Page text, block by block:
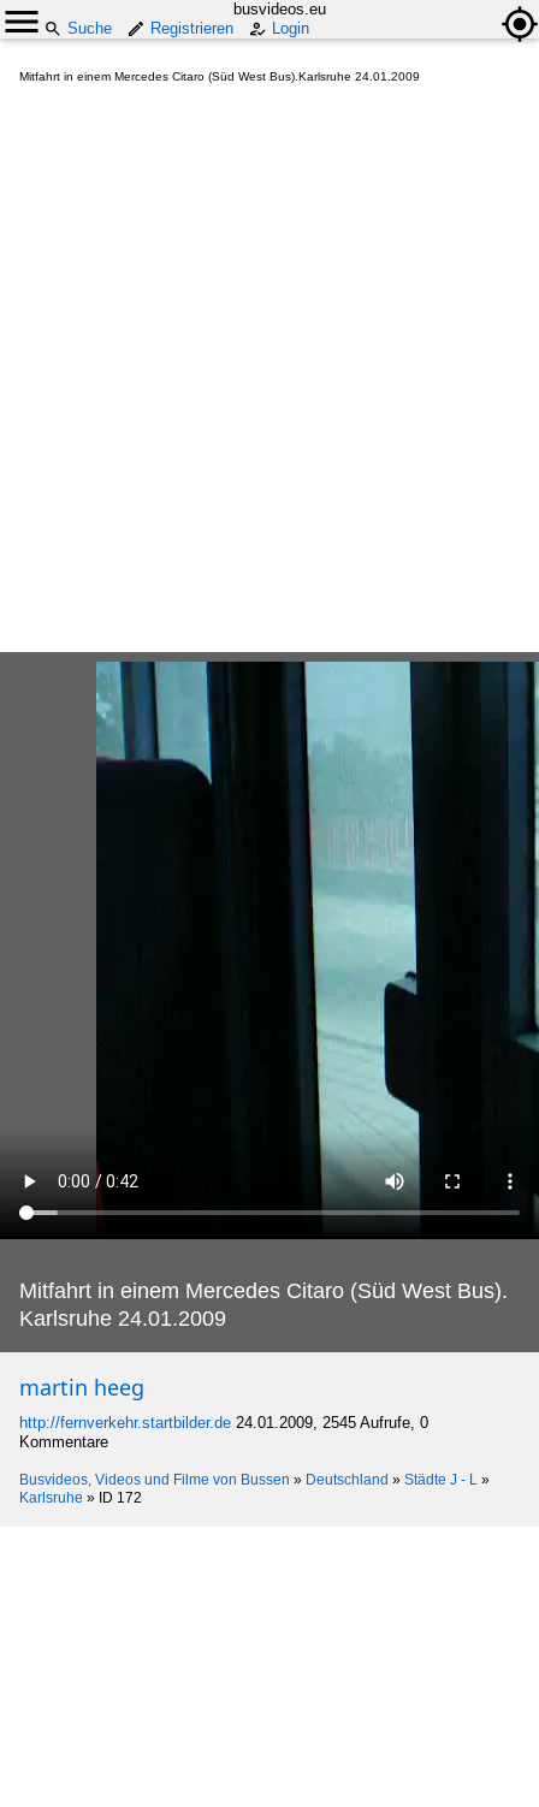
busvideos.eu
Suche
Registrieren Login
Mitfahrt in einem Mercedes Citaro (Süd West Bus).Karlsruhe 24.01.2009
Mitfahrt in einem Mercedes Citaro (Süd West Bus).
Karlsruhe 24.01.2009
martin heeg
http://fernverkehr.startbilder.de 24.01.2009, 2545 Aufrufe, 0
Kommentare
Busvideos, Videos und Filme von Bussen » Deutschland » Städte J - L »
Karlsruhe » ID 172